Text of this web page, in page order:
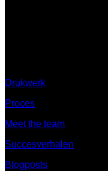
Drukwerk
Proces
Meet the team
Succesverhalen
Blogposts